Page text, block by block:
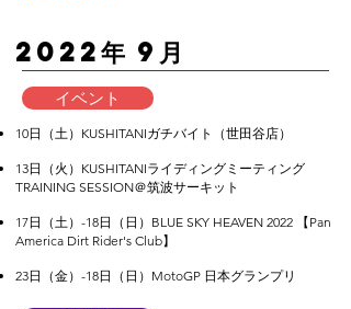
​2022年 9月
イベント
10日（土）KUSHITANIガチバイト（世田谷店）
13日（火）KUSHITANIライディングミーティング
TRAINING SESSION＠筑波サーキット
17日（土）-18日（日）BLUE SKY HEAVEN 2022 【Pan
America Dirt Rider's Club】
23日（金）-18日（日）MotoGP 日本グランプリ